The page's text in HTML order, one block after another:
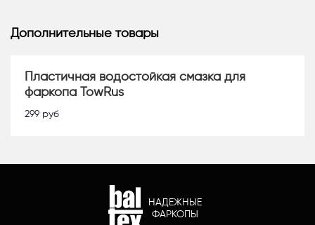
Дополнительные товары
Пластичная водостойкая смазка для
фаркопа TowRus
299 руб
НАДЕЖНЫЕ
ФАРКОПЫ